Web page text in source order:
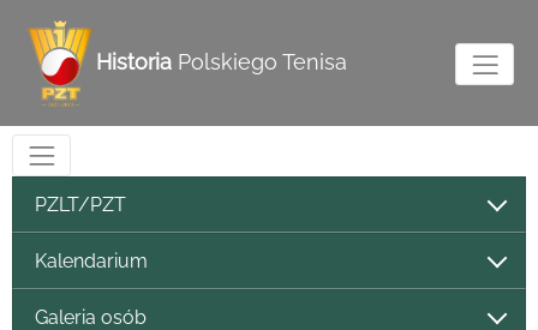
Historia Polskiego Tenisa
PZLT/PZT
Kalendarium
Galeria osób